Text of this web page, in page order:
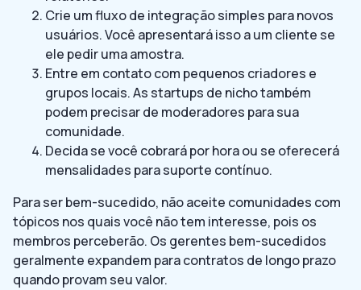
Crie um fluxo de integração simples para novos
usuários. Você apresentará isso a um cliente se
ele pedir uma amostra.
Entre em contato com pequenos criadores e
grupos locais. As startups de nicho também
podem precisar de moderadores para sua
comunidade.
Decida se você cobrará por hora ou se oferecerá
mensalidades para suporte contínuo.
Para ser bem-sucedido, não aceite comunidades com
tópicos nos quais você não tem interesse, pois os
membros perceberão. Os gerentes bem-sucedidos
geralmente expandem para contratos de longo prazo
quando provam seu valor.